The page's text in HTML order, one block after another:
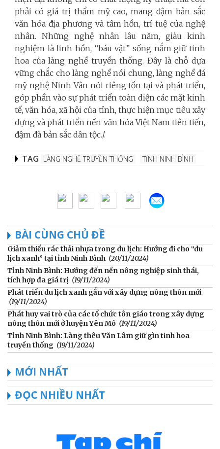
phải có giá trị thẩm mỹ cao, mang đậm bản sắc
văn hóa địa phương và tâm hồn, trí tuệ của nghệ
nhân. Những nghệ nhân lâu năm, giàu kinh
nghiệm là linh hồn, “báu vật” sống nắm giữ tinh
hoa của làng nghề truyền thống. Đây là chỗ dựa
vững chắc cho làng nghề nói chung, làng nghề đá
mỹ nghệ Ninh Vân nói riêng tồn tại và phát triển,
góp phần vào sự phát triển toàn diện các mặt kinh
tế, văn hóa, xã hội của tỉnh, thực hiện mục tiêu xây
dựng và phát triển nền văn hóa Việt Nam tiên tiến,
đậm đà bản sắc dân tộc./.
TAG LÀNG NGHỀ TRUYỀN THỐNG TỈNH NINH BÌNH
BÀI CÙNG CHỦ ĐỀ
Giảm thiểu rác thải nhựa trong du lịch: Hướng đi cho “du
lịch xanh” tại tỉnh Ninh Bình (20/11/2024)
Tỉnh Ninh Bình: Hướng đến nền nông nghiệp sinh thái,
tích hợp đa giá trị (19/11/2024)
Phát triển du lịch xanh gắn với xây dựng nông thôn mới
(19/11/2024)
Phát huy vai trò của các tổ chức tôn giáo trong xây dựng
nông thôn mới ở huyện Yên Mô (19/11/2024)
Tỉnh Ninh Bình: Làng thêu Văn Lâm giữ gìn tinh hoa
truyền thống (19/11/2024)
MỚI NHẤT
ĐỌC NHIỀU NHẤT